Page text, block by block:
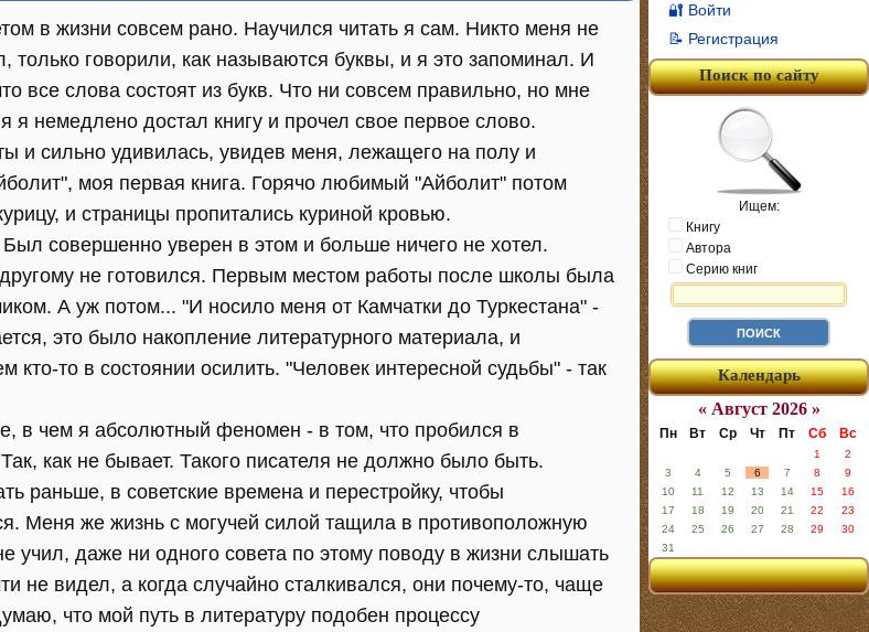
в жизни совсем рано. Научился читать я сам. Никто меня не
только говорили, как называются буквы, и я это запоминал. И
все слова состоят из букв. Что ни совсем правильно, но мне
я немедлено достал книгу и прочел свое первое слово.
и сильно удивилась, увидев меня, лежащего на полу и
моя первая книга. Горячо любимый "Айболит" потом
и страницы пропитались куриной кровью.
совершенно уверен в этом и больше ничего не хотел.
не готовился. Первым местом работы после школы была
А уж потом... "И носило меня от Камчатки до Туркестана" -
это было накопление литературного материала, и
кто-то в состоянии осилить. "Человек интересной судьбы" - так
в чем я абсолютный феномен - в том, что пробился в
как не бывает. Такого писателя не должно было быть.
раньше, в советские времена и перестройку, чтобы
Меня же жизнь с могучей силой тащила в противоположную
учил, даже ни одного совета по этому поводу в жизни слышать
не видел, а когда случайно сталкивался, они почему-то, чаще
что мой путь в литературу подобен процессу
🔐 Войти
📝 Регистрация
Поиск по сайту
Ищем:
Книгу
Автора
Серию книг
Календарь
« Август 2026 »
Пн Вт Ср Чт Пт Сб Вс
1
2
3
4 5 6 7 8
9
10
11 12 13 14 15
16
17
18 19 20 21 22
23
24
25 26 27 28 29
30
31